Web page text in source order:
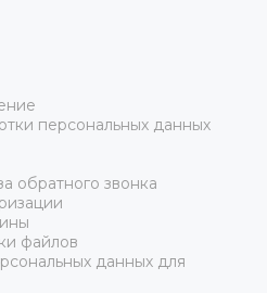
персональных данных
обратного звонка
файлов
данных для